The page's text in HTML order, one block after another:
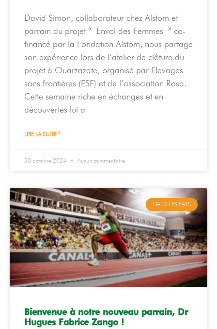
David Simon, collaborateur chez Alstom et
parrain du projet « Envol des Femmes » co-
financé par la Fondation Alstom, nous partage
son expérience lors de l’atelier de clôture du
projet à Ouarzazate, organisé par Elevages
sans frontières (ESF) et de l’association Rosa.
Cette semaine riche en échanges et en
découvertes lui a
LIRE LA SUITE »
30 octobre 2024 Aucun commentaire
DANS LES PAYS
Bienvenue à notre nouveau parrain, Dr
Hugues Fabrice Zango !